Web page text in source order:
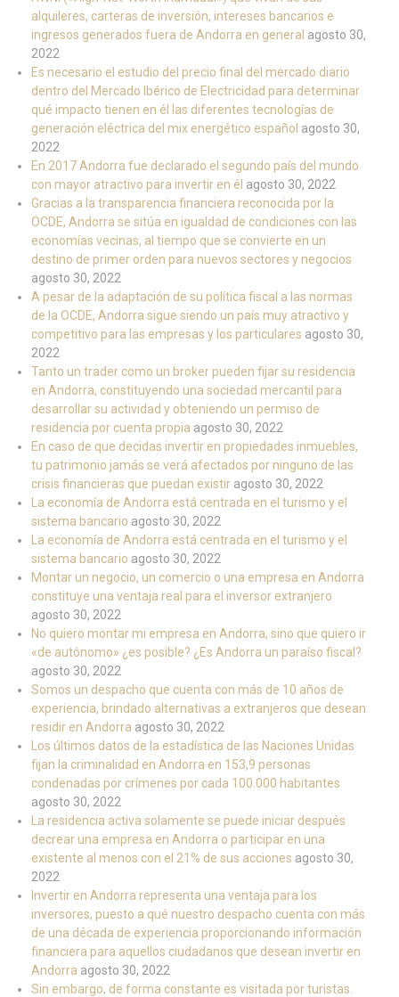
alquileres, carteras de inversión, intereses bancarios e
ingresos generados fuera de Andorra en general agosto 30,
2022
Es necesario el estudio del precio final del mercado diario
dentro del Mercado Ibérico de Electricidad para determinar
qué impacto tienen en él las diferentes tecnologías de
generación eléctrica del mix energético español agosto 30,
2022
En 2017 Andorra fue declarado el segundo país del mundo
con mayor atractivo para invertir en él agosto 30, 2022
Gracias a la transparencia financiera reconocida por la
OCDE, Andorra se sitúa en igualdad de condiciones con las
economías vecinas, al tiempo que se convierte en un
destino de primer orden para nuevos sectores y negocios
agosto 30, 2022
A pesar de la adaptación de su política fiscal a las normas
de la OCDE, Andorra sigue siendo un país muy atractivo y
competitivo para las empresas y los particulares agosto 30,
2022
Tanto un trader como un broker pueden fijar su residencia
en Andorra, constituyendo una sociedad mercantil para
desarrollar su actividad y obteniendo un permiso de
residencia por cuenta propia agosto 30, 2022
En caso de que decidas invertir en propiedades inmuebles,
tu patrimonio jamás se verá afectados por ninguno de las
crisis financieras que puedan existir agosto 30, 2022
La economía de Andorra está centrada en el turismo y el
sistema bancario agosto 30, 2022
La economía de Andorra está centrada en el turismo y el
sistema bancario agosto 30, 2022
Montar un negocio, un comercio o una empresa en Andorra
constituye una ventaja real para el inversor extranjero
agosto 30, 2022
No quiero montar mi empresa en Andorra, sino que quiero ir
«de autónomo» ¿es posible? ¿Es Andorra un paraíso fiscal?
agosto 30, 2022
Somos un despacho que cuenta con más de 10 años de
experiencia, brindado alternativas a extranjeros que desean
residir en Andorra agosto 30, 2022
Los últimos datos de la estadística de las Naciones Unidas
fijan la criminalidad en Andorra en 153,9 personas
condenadas por crímenes por cada 100.000 habitantes
agosto 30, 2022
La residencia activa solamente se puede iniciar después
decrear una empresa en Andorra o participar en una
existente al menos con el 21% de sus acciones agosto 30,
2022
Invertir en Andorra representa una ventaja para los
inversores, puesto a qué nuestro despacho cuenta con más
de una década de experiencia proporcionando información
financiera para aquellos ciudadanos que desean invertir en
Andorra agosto 30, 2022
Sin embargo, de forma constante es visitada por turistas.